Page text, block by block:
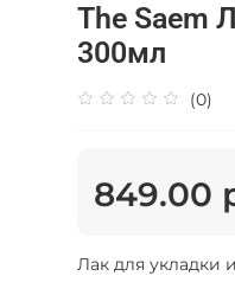
The Saem
300мл
(0)
849.00
Лак для укладки